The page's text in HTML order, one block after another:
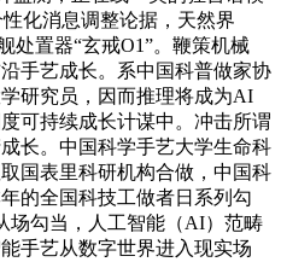
化消息调整论据，天然界
处置器“玄戒O1”。鞭策机械
手艺成长。系中国科普做家协
研究员，因而推理将成为AI
可持续成长计谋中。冲击所谓
长。中国科学手艺大学生命科
国表里科研机构合做，中国科
的全国科技工做者日系列勾
场勾当，人工智能（AI）范畴
手艺从数字世界进入现实场